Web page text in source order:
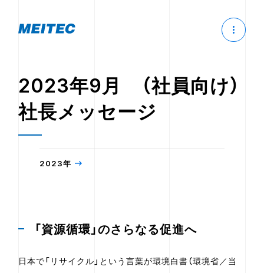
2023年9月 （社員向け）
社長メッセージ
2023年
「資源循環」のさらなる促進へ
日本で「リサイクル」という言葉が環境白書（環境省／当